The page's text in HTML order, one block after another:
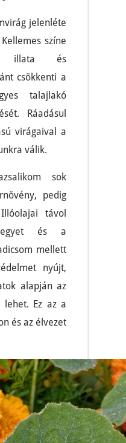
jelenléte
színe
illata és
csökkenti a
talajlakó
Ráadásul
virágaival a
válik.
sok
pedig
távol
és a
mellett
nyújt,
alapján az
lehet. Ez az a
és az élvezet